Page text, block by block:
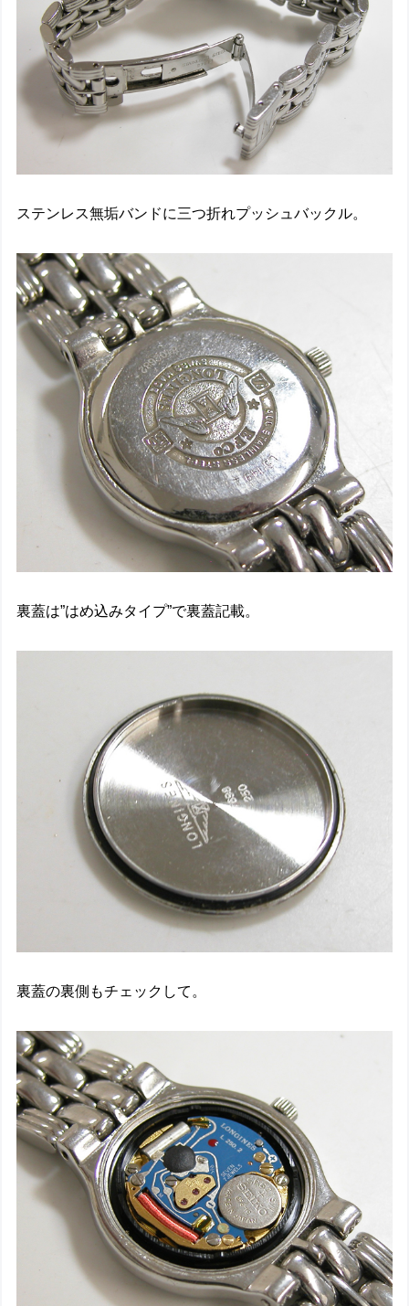
ステンレス無垢バンドに三つ折れプッシュバックル。
裏蓋は”はめ込みタイプ”で裏蓋記載。
裏蓋の裏側もチェックして。